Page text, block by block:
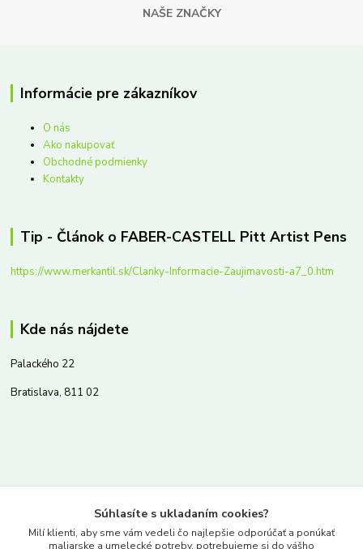
NAŠE ZNAČKY
Informácie pre zákazníkov
O nás
Ako nakupovať
Obchodné podmienky
Kontakty
Tip - Článok o FABER-CASTELL Pitt Artist Pens
https://www.merkantil.sk/Clanky-Informacie-Zaujimavosti-a7_0.htm
Kde nás nájdete
Palackého 22
Bratislava, 811 02
www.merkantil.sk
Súhlasíte s ukladaním cookies?
Milí klienti, aby sme vám vedeli čo najlepšie odporúčať a ponúkať
maliarske a umelecké potreby, potrebujeme si do vášho